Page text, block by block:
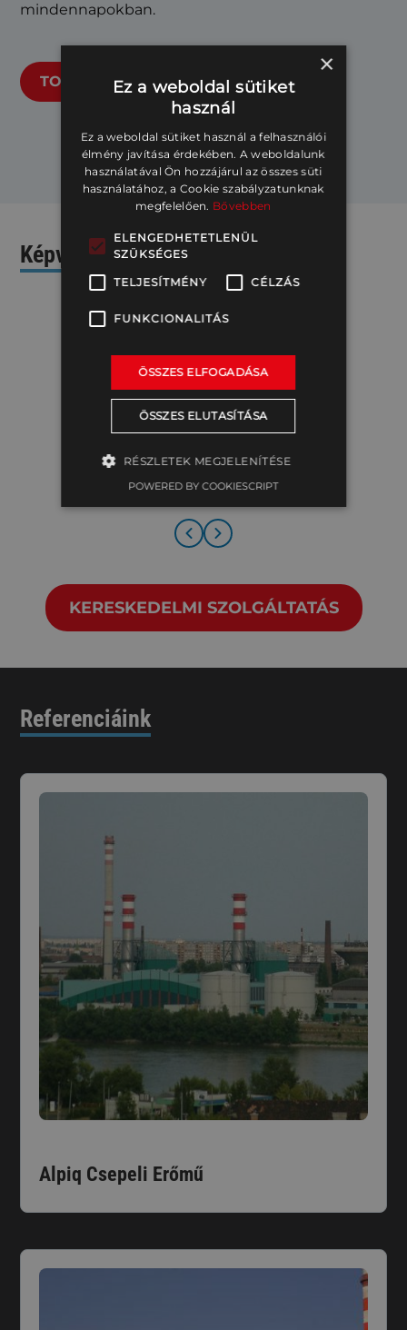
mindennapokban.
TOVÁBB
Képviselt márkáink
KERESKEDELMI SZOLGÁLTATÁS
Referenciáink
Alpiq Csepeli Erőmű
×
Ez a weboldal sütiket
használ
Ez a weboldal sütiket használ a felhasználói
élmény javítása érdekében. A weboldalunk
használatával Ön hozzájárul az összes süti
használatához, a Cookie szabályzatunknak
megfelelően. Bővebben
ELENGEDHETETLENÜL
SZÜKSÉGES
TELJESÍTMÉNY CÉLZÁS
FUNKCIONALITÁS
ÖSSZES ELFOGADÁSA
ÖSSZES ELUTASÍTÁSA
RÉSZLETEK MEGJELENÍTÉSE
POWERED BY COOKIESCRIPT